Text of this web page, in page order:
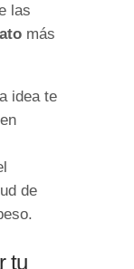
las
más
idea te
de
tu